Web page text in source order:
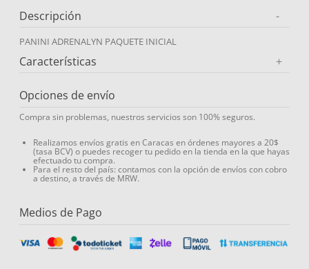
Descripción -
PANINI ADRENALYN PAQUETE INICIAL
Características +
Opciones de envío
Compra sin problemas, nuestros servicios son 100% seguros.
Realizamos envíos gratis en Caracas en órdenes mayores a 20$
(tasa BCV) o puedes recoger tu pedido en la tienda en la que hayas
efectuado tu compra.
Para el resto del país: contamos con la opción de envíos con cobro
a destino, a través de MRW.
Medios de Pago
9.
miovit
10. medias compresión